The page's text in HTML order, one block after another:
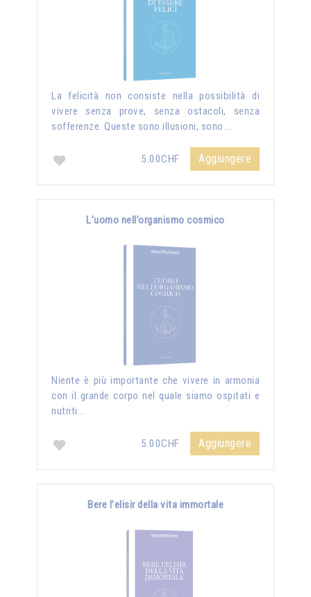
La felicità non consiste nella possibilità di
vivere senza prove, senza ostacoli, senza
sofferenze. Queste sono illusioni, sono …
5.00CHF Aggiungere
L’uomo nell’organismo cosmico
Niente è più importante che vivere in armonia
con il grande corpo nel quale siamo ospitati e
nutriti...
5.00CHF Aggiungere
Bere l’elisir della vita immortale